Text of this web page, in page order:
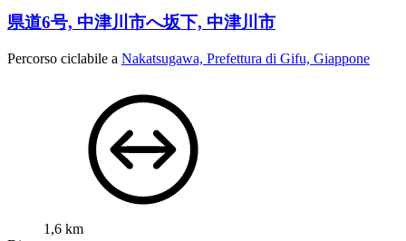
県道6号, 中津川市へ坂下, 中津川市
Percorso ciclabile a Nakatsugawa, Prefettura di Gifu, Giappone
1,6 km